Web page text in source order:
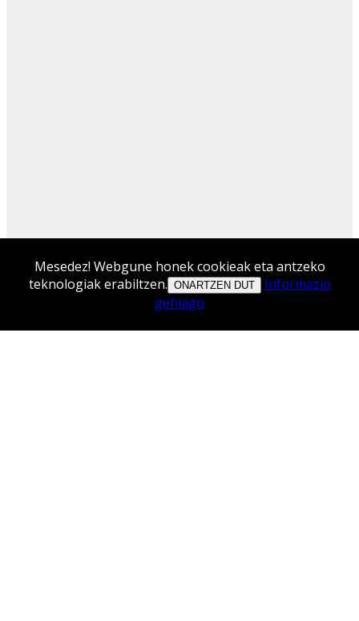
Mesedez! Webgune honek cookieak eta antzeko
teknologiak erabiltzen. ONARTZEN DUT
Informazio
gehiago